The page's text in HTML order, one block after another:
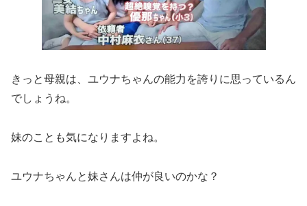
きっと母親は、ユウナちゃんの能力を誇りに思っているん
でしょうね。
妹のことも気になりますよね。
ユウナちゃんと妹さんは仲が良いのかな？